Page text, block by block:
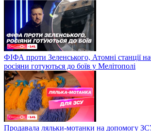
ФІФА проти Зеленського, Атомні станції
росіяни готуються до боїв у Мелітополі
Продавала ляльки-мотанки на допомогу